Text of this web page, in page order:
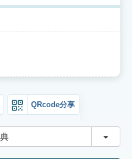
QRcode分享
切換